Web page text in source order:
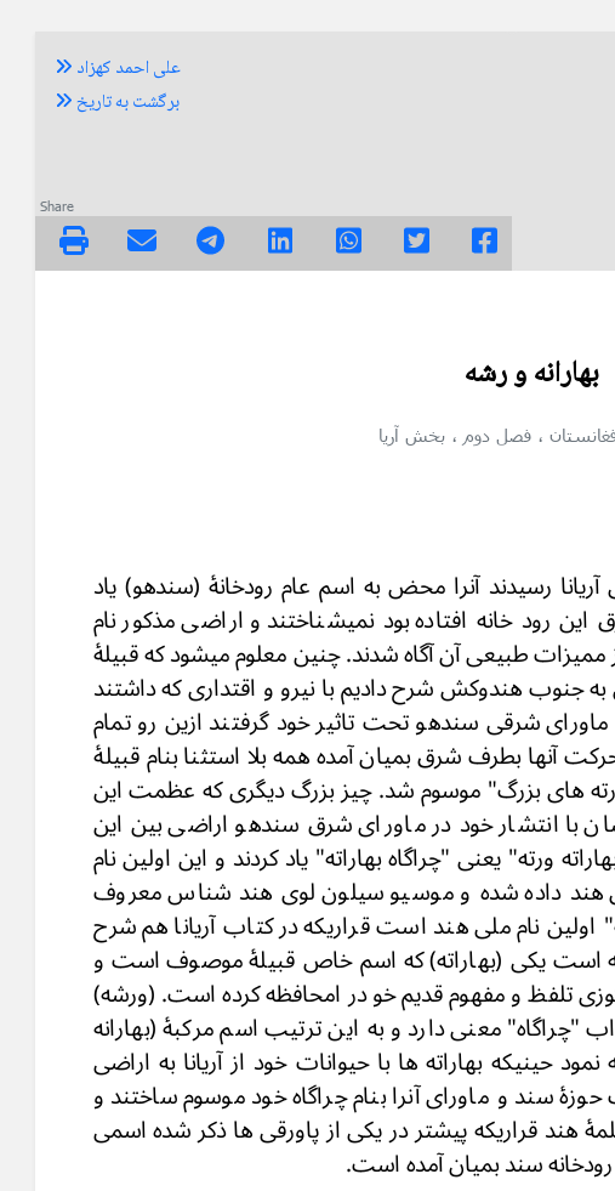
علی احمد کهزاد
برگشت به تاریخ
Share
بهارانه و رشه
، فصل دوم ، بخش آریا
آریانا رسیدند آنرا محض به اسم عام رودخانۀ (سندهو) یاد
رود خانه افتاده بود نمیشناختند و اراضی مذکور نام
طبیعی آن آگاه شدند. چنین معلوم میشود که قبیلۀ
به جنوب هندوکش شرح دادیم با نیرو و اقتداری که داشتند
شرقی سندهو تحت تاثیر خود گرفتند ازین رو تمام
آنها بطرف شرق بمیان آمده همه بلا استثنا بنام قبیلۀ
های بزرگ" موسوم شد. چیز بزرگ دیگری که عظمت این
با انتشار خود در ماورای شرق سندهو اراضی بین این
ورته" یعنی "چراگاه بهاراته" یاد کردند و این اولین نام
داده شده و موسیو سیلون لوی هند شناس معروف
اولین نام ملی هند است قراریکه در کتاب آریانا هم شرح
است یکی (بهاراته) که اسم خاص قبیلۀ موصوف است و
تلفظ و مفهوم قدیم خو در امحافظه کرده است. (ورشه)
معنی دارد و به این ترتیب اسم مرکبۀ (بهارانه
حینیکه بهاراته ها با حیوانات خود از آریانا به اراضی
سند و ماورای آنرا بنام چراگاه خود موسوم ساختند و
هند قراریکه پیشتر در یکی از پاورقی ها ذکر شده اسمی
سند بمیان آمده است.